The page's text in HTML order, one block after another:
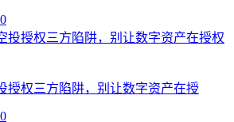
0
授权三方陷阱，别让数字资产在授
0